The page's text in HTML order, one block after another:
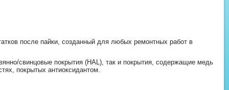
после пайки, созданный для любых ремонтных работ в
свинцовые покрытия (HAL), так и покрытия, содержащие медь
покрытых антиоксидантом.